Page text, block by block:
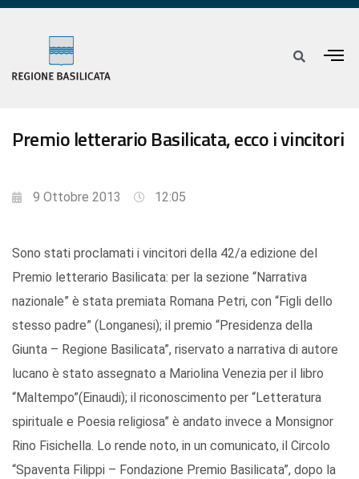
Premio letterario Basilicata, ecco i vincitori
9 Ottobre 2013 12:05
Sono stati proclamati i vincitori della 42/a edizione del
Premio letterario Basilicata: per la sezione “Narrativa
nazionale” è stata premiata Romana Petri, con “Figli dello
stesso padre” (Longanesi); il premio “Presidenza della
Giunta – Regione Basilicata”, riservato a narrativa di autore
lucano è stato assegnato a Mariolina Venezia per il libro
“Maltempo”(Einaudi); il riconoscimento per “Letteratura
spirituale e Poesia religiosa” è andato invece a Monsignor
Rino Fisichella. Lo rende noto, in un comunicato, il Circolo
“Spaventa Filippi – Fondazione Premio Basilicata”, dopo la